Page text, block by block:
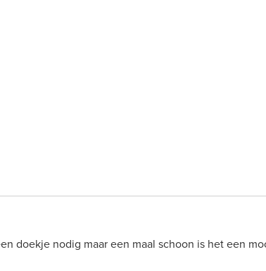
doekje nodig maar een maal schoon is het een